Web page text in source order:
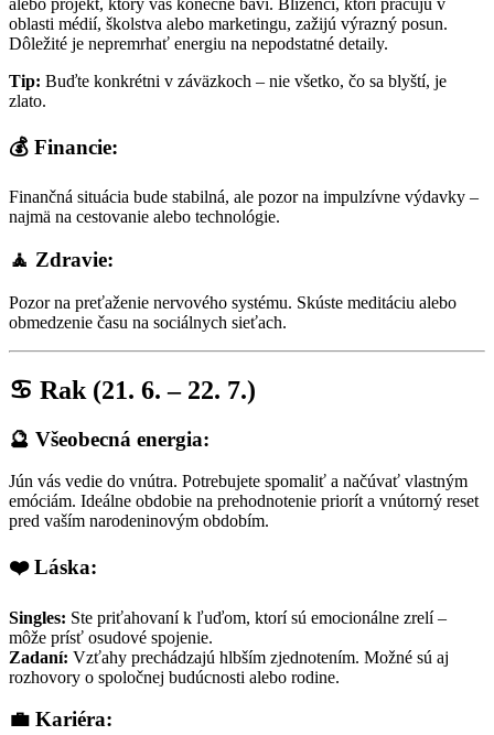
oblasti médií, školstva alebo marketingu, zažijú výrazný posun.
Dôležité je nepremrhať energiu na nepodstatné detaily.
Tip: Buďte konkrétni v záväzkoch – nie všetko, čo sa blyští, je
zlato.
💰 Financie:
Finančná situácia bude stabilná, ale pozor na impulzívne výdavky –
najmä na cestovanie alebo technológie.
🧘 Zdravie:
Pozor na preťaženie nervového systému. Skúste meditáciu alebo
obmedzenie času na sociálnych sieťach.
♋ Rak (21. 6. – 22. 7.)
🔮 Všeobecná energia:
Jún vás vedie do vnútra. Potrebujete spomaliť a načúvať vlastným
emóciám. Ideálne obdobie na prehodnotenie priorít a vnútorný reset
pred vaším narodeninovým obdobím.
❤️ Láska:
Singles: Ste priťahovaní k ľuďom, ktorí sú emocionálne zrelí –
môže prísť osudové spojenie.
Zadaní: Vzťahy prechádzajú hlbším zjednotením. Možné sú aj
rozhovory o spoločnej budúcnosti alebo rodine.
💼 Kariéra: